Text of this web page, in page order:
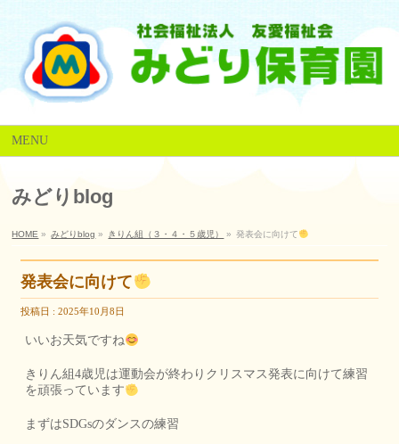
MENU
みどりblog
HOME » みどりblog » きりん組（３・４・５歳児） » 発表会に向けて
発表会に向けて
投稿日 : 2025年10月8日
いいお天気ですね
きりん組4歳児は運動会が終わりクリスマス発表に向けて練習
を頑張っています
まずはSDGsのダンスの練習